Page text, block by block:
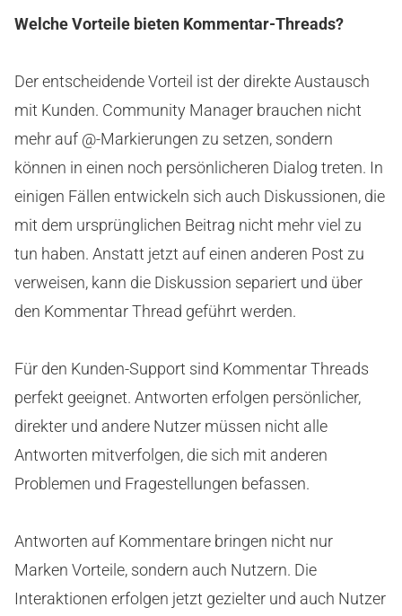
Welche Vorteile bieten Kommentar-Threads?
Der entscheidende Vorteil ist der direkte Austausch
mit Kunden. Community Manager brauchen nicht
mehr auf @-Markierungen zu setzen, sondern
können in einen noch persönlicheren Dialog treten. In
einigen Fällen entwickeln sich auch Diskussionen, die
mit dem ursprünglichen Beitrag nicht mehr viel zu
tun haben. Anstatt jetzt auf einen anderen Post zu
verweisen, kann die Diskussion separiert und über
den Kommentar Thread geführt werden.
Für den Kunden-Support sind Kommentar Threads
perfekt geeignet. Antworten erfolgen persönlicher,
direkter und andere Nutzer müssen nicht alle
Antworten mitverfolgen, die sich mit anderen
Problemen und Fragestellungen befassen.
Antworten auf Kommentare bringen nicht nur
Marken Vorteile, sondern auch Nutzern. Die
Interaktionen erfolgen jetzt gezielter und auch Nutzer